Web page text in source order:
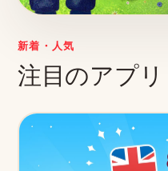
新着・人気
注目のアプリ